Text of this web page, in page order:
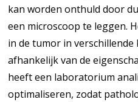
kan worden onthuld door
een microscoop te leggen.
in de tumor in
afhankelijk van de
heeft een laboratorium
optimaliseren, zodat